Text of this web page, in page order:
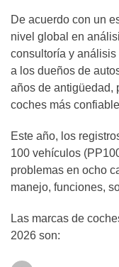
De acuerdo con un
nivel global en
consultoría y
a los dueños de
años de antigüedad,
coches más
Este año, los
100 vehículos
problemas en ocho
manejo, funciones,
Las marcas de
2026 son: